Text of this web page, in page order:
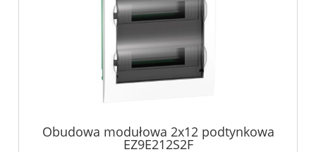
Obudowa modułowa 2x12 podtynkowa
EZ9E212S2F